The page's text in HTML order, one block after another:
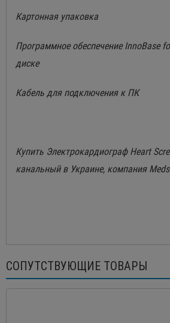
Картонная упаковка
Программное обеспечение InnoBase
диске
Кабель для подключения к ПК
Купить Электрокардиограф Heart
канальный в Украине, компания
СОПУТСТВУЮЩИЕ ТОВАРЫ